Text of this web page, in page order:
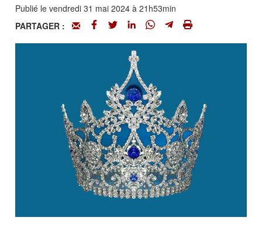
Publié le vendredi 31 mai 2024 à 21h53min
PARTAGER :